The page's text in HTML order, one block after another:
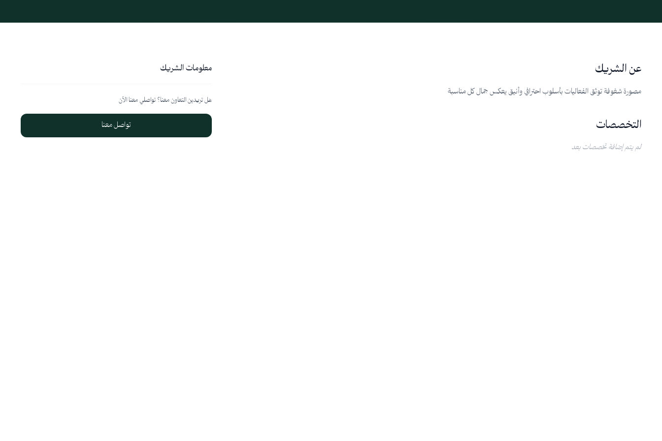
عن الشريك
مصورة شغوفة توثق الفعاليات بأسلوب احترافي وأنيق يعكس جمال كل مناسبة
التخصصات
لم يتم إضافة تخصصات بعد
معلومات الشريك
هل تريدين التعاون معنا؟ تواصلي معنا الآن
تواصل معنا